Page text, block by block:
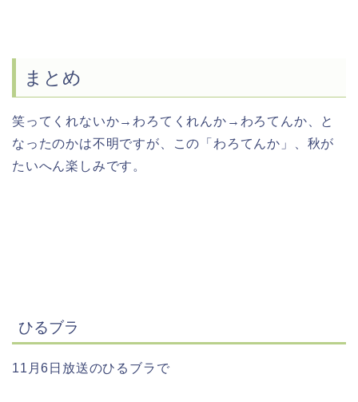
まとめ
笑ってくれないか→わろてくれんか→わろてんか、と
なったのかは不明ですが、この「わろてんか」、秋が
たいへん楽しみです。
ひるブラ
11月6日放送のひるブラで